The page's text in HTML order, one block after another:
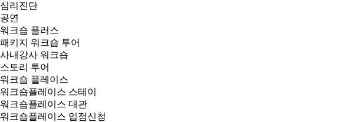
심리진단
공연
워크숍 플러스
패키지 워크숍 투어
사내강사 워크숍
스토리 투어
워크숍 플레이스
워크숍플레이스 스테이
워크숍플레이스 대관
워크숍플레이스 입점신청